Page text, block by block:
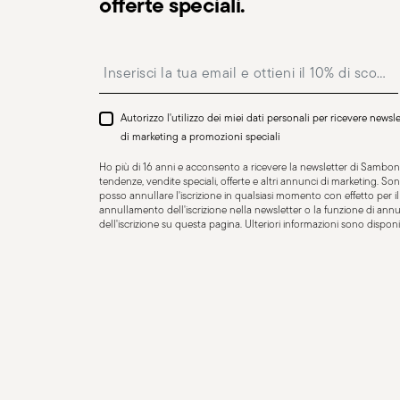
Adatto al lavaggio in
lavastoviglie
UTENSILS - Gli utensili da cucina, sebbene essenziali
informazioni di sicurezza generali per l’uso di utensili
progettato per uno scopo specifico, quindi è
Autorizzo l'utilizzo dei miei dati personali per ricevere
di marketing a promozioni speciali
Ho più di 16 anni e acconsento a ricevere la newsletter di
tendenze, vendite speciali, offerte e altri annunci di marketing.
posso annullare l'iscrizione in qualsiasi momento con effetto per
annullamento dell'iscrizione nella newsletter o la funzione di
dell'iscrizione su questa pagina. Ulteriori informazioni sono